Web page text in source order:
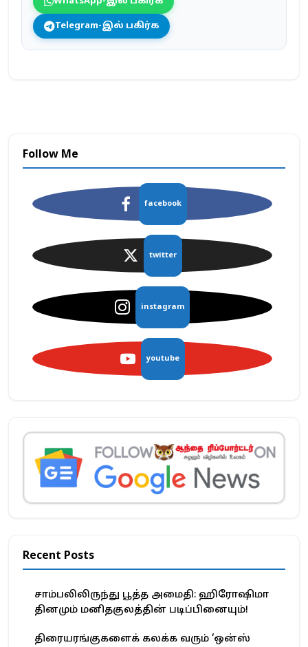
Telegram-இல் பகிர்க
Follow Me
facebook
twitter
instagram
youtube
Recent Posts
சாம்பலிலிருந்து பூத்த அமைதி: ஹிரோஷிமா
தினமும் மனிதகுலத்தின் படிப்பினையும்!
திரையரங்குகளைக் கலக்க வரும் ‘ஒன்ஸ்